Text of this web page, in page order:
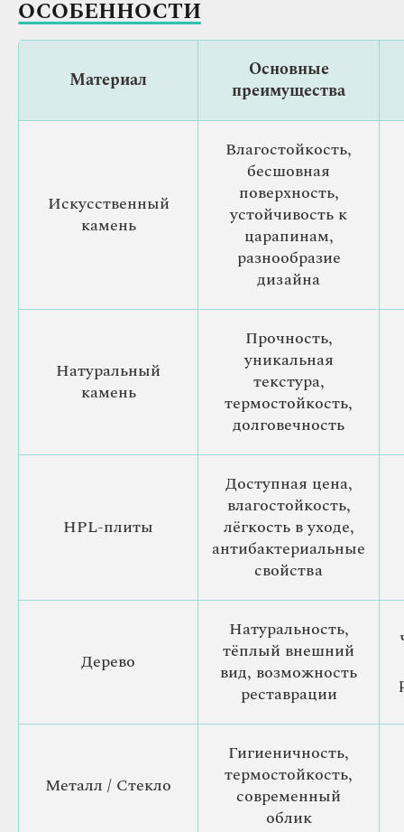
ОСОБЕННОСТИ
Материал
Основные
преимущества
Искусственный
камень
Влагостойкость,
бесшовная
поверхность,
устойчивость к
царапинам,
разнообразие
дизайна
Натуральный
камень
Прочность,
уникальная
текстура,
термостойкость,
долговечность
HPL-плиты
Доступная цена,
влагостойкость,
лёгкость в уходе,
антибактериальные
свойства
Дерево
Натуральность,
тёплый внешний
вид, возможность
реставрации
Металл / Стекло
Гигиеничность,
термостойкость,
современный
облик